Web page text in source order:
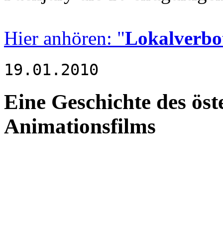
Hier anhören: "
19.01.2010
Eine Geschichte des
Animationsfilms